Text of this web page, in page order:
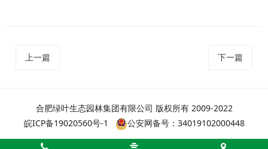
上一篇 下一篇
合肥绿叶生态园林集团有限公司 版权所有 2009-2022
皖ICP备19020560号-1
公安网备号：34019102000448